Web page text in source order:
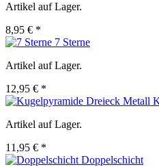
Artikel auf Lager.
8,95 € *
7 Sterne
Artikel auf Lager.
12,95 € *
Artikel auf Lager.
11,95 € *
Doppelschicht